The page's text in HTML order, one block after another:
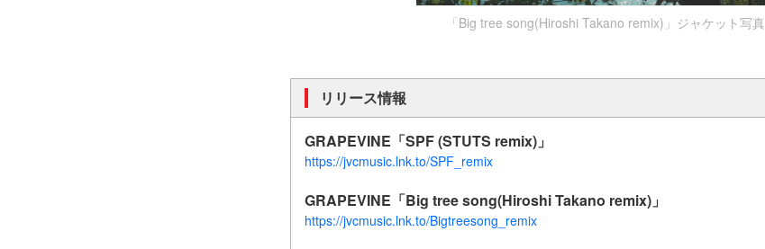
「Big tree song(Hiroshi Takano remix)」ジャケット写真
リリース情報
GRAPEVINE「SPF (STUTS remix)」
https://jvcmusic.lnk.to/SPF_remix
GRAPEVINE「Big tree song(Hiroshi Takano remix)」
https://jvcmusic.lnk.to/Bigtreesong_remix